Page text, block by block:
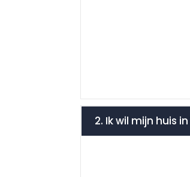
2. Ik wil mijn huis